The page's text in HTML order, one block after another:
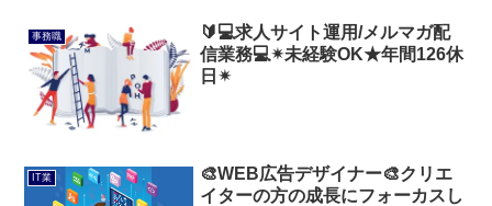
事務職
🔰💻求人サイト運用/メルマガ配
信業務💻✴未経験OK★年間126休
日✴
IT業
🎨WEB広告デザイナー🎨クリエ
イターの方の成長にフォーカスし